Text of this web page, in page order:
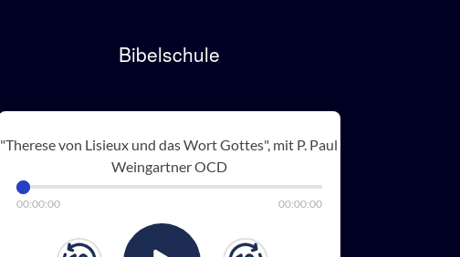
Bibelschule
"Therese von Lisieux und das Wort Gottes", mit P. Paul
Weingartner OCD
00:00:00 00:00:00